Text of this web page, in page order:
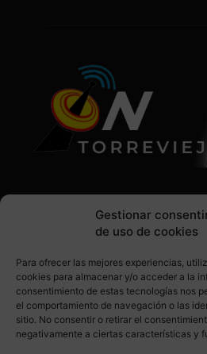
Gestionar
de uso de cookies
Para ofrecer las mejores experiencias,
cookies para almacenar y/o acceder a la
consentimiento de estas tecnologías nos
el comportamiento de navegación o las
sitio. No consentir o retirar el
negativamente a ciertas características y
SÍGUENOS EN